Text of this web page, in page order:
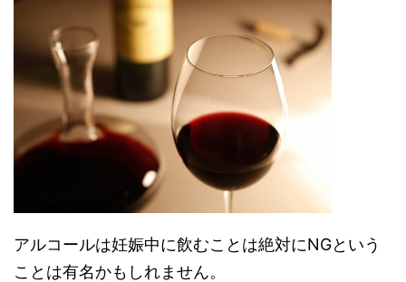
アルコールは妊娠中に飲むことは絶対にNGという
ことは有名かもしれません。